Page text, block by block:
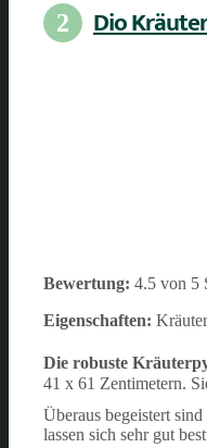
2 Dio
Bewertung: 4.5 von 5
Eigenschaften:
Die robuste
41 x 61 Zentimetern.
Überaus begeistert
lassen sich sehr gut